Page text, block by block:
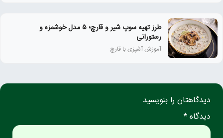
طرز تهیه سوپ شیر و قارچ؛ ۵ مدل خوشمزه و
رستورانی
آموزش آشپزی با قارچ
دیدگاهتان را بنویسید
دیدگاه *